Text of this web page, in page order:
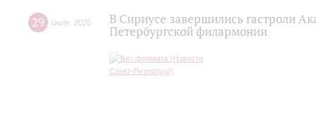
29 июля 2026
В Сириусе завершились гастроли
Петербургской филармонии